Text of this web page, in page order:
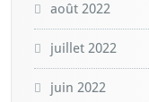
août 2022
juillet 2022
juin 2022